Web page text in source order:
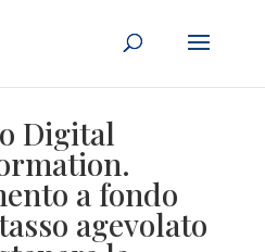
Digital
a fondo
agevolato